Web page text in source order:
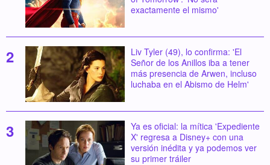
exactamente el mismo'
Liv Tyler (49), lo confirma: 'El
Señor de los Anillos iba a tener
más presencia de Arwen, incluso
luchaba en el Abismo de Helm'
Ya es oficial: la mítica 'Expediente
X' regresa a Disney+ con una
versión inédita y ya podemos ver
su primer tráiler